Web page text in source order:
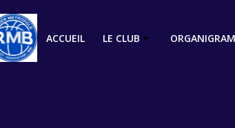
ACCUEIL LE CLUB